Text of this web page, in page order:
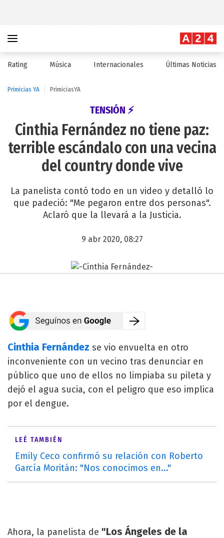
Rating Música Internacionales Últimas Noticias
Primicias YA PrimiciasYA
TENSIÓN ⚡
Cinthia Fernández no tiene paz:
terrible escándalo con una vecina
del country donde vive
La panelista contó todo en un video y detalló lo
que padeció: "Me pegaron entre dos personas".
Aclaró que la llevará a la Justicia.
9 abr 2020, 08:27
Cinthia Fernández se vio envuelta en otro
inconveniente con un vecino tras denunciar en
público que uno de ellos no limpiaba su pileta y
dejó el agua sucia, con el peligro que eso implica
por el dengue.
LEÉ TAMBIÉN
Emily Ceco confirmó su relación con Roberto
García Moritán: "Nos conocimos en..."
Ahora, la panelista de "Los Ángeles de la